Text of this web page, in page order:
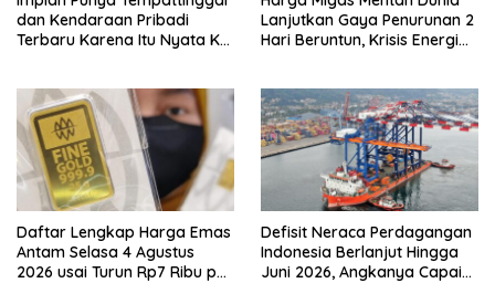
dan Kendaraan Pribadi
Terbaru Karena Itu Nyata Ke
Lanjutkan Gaya Penurunan 2
Hari Beruntun, Krisis Energi
Daftar Lengkap Harga Emas
Antam Selasa 4 Agustus
2026 usai Turun Rp7 Ribu per
Defisit Neraca Perdagangan
Indonesia Berlanjut Hingga
Juni 2026, Angkanya Capai